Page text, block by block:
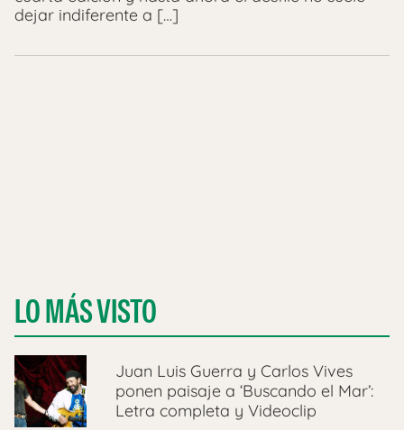
dejar indiferente a […]
LO MÁS VISTO
Juan Luis Guerra y Carlos Vives
ponen paisaje a ‘Buscando el Mar’:
Letra completa y Videoclip